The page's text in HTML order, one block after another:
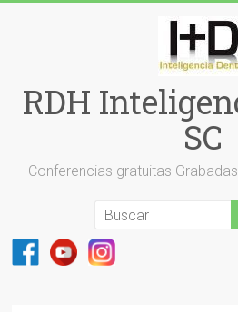
RDH
SC
Conferencias gratuitas